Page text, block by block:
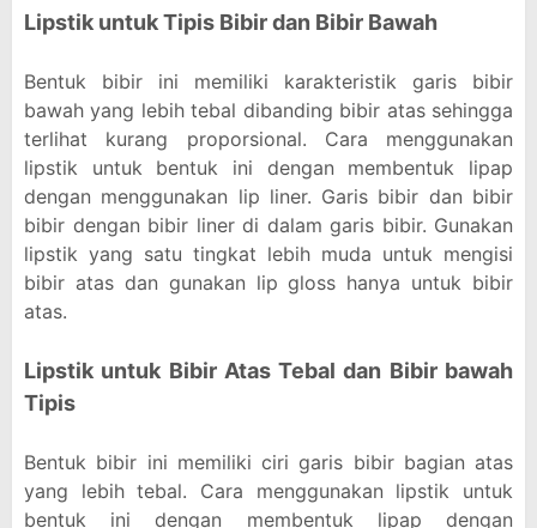
Lipstik untuk Tipis Bibir dan Bibir Bawah
Bentuk bibir ini memiliki karakteristik garis bibir
bawah yang lebih tebal dibanding bibir atas sehingga
terlihat kurang proporsional. Cara menggunakan
lipstik untuk bentuk ini dengan membentuk lipap
dengan menggunakan lip liner. Garis bibir dan bibir
bibir dengan bibir liner di dalam garis bibir. Gunakan
lipstik yang satu tingkat lebih muda untuk mengisi
bibir atas dan gunakan lip gloss hanya untuk bibir
atas.
Lipstik untuk Bibir Atas Tebal dan Bibir bawah
Tipis
Bentuk bibir ini memiliki ciri garis bibir bagian atas
yang lebih tebal. Cara menggunakan lipstik untuk
bentuk ini dengan membentuk lipap dengan